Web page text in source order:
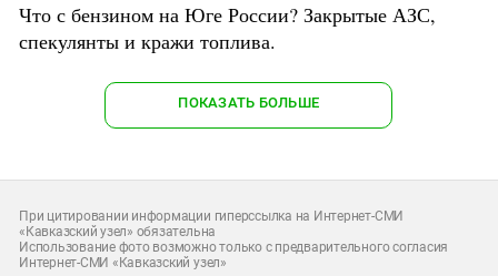
Что с бензином на Юге России? Закрытые АЗС,
спекулянты и кражи топлива.
ПОКАЗАТЬ БОЛЬШЕ
При цитировании информации гиперссылка на Интернет-СМИ
«Кавказский узел» обязательна
Использование фото возможно только с предварительного согласия
Интернет-СМИ «Кавказский узел»